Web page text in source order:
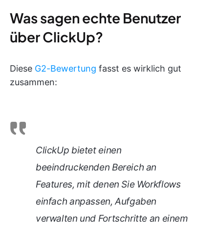
Was sagen echte Benutzer
über ClickUp?
Diese G2-Bewertung fasst es wirklich gut
zusammen:
ClickUp bietet einen
beeindruckenden Bereich an
Features, mit denen Sie Workflows
einfach anpassen, Aufgaben
verwalten und Fortschritte an einem